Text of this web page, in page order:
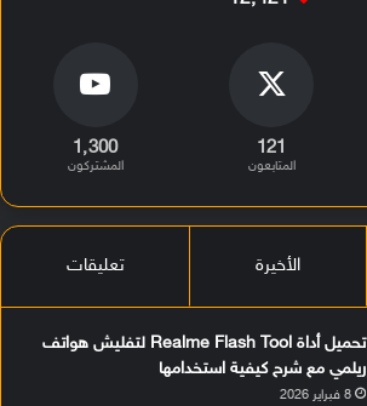
121
المتابعون
1٬300
المشتركون
الأخيرة تعليقات
تحميل أداة Realme Flash Tool لتفليش هواتف
ريلمي مع شرح كيفية استخدامها
8 فبراير 2026